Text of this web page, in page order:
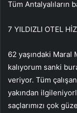
Tüm Antalyalıların
7 YILDIZLI OTEL
62 yaşındaki Maral
kalıyorum sanki
veriyor. Tüm
yakından
saçlarımızı çok